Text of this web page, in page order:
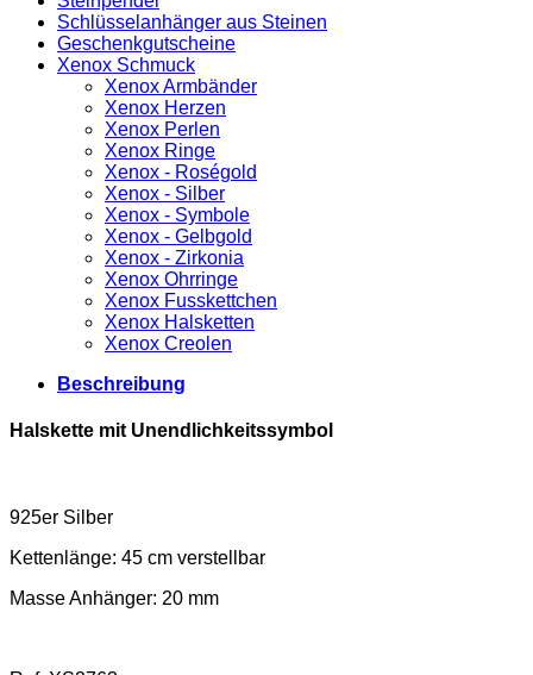
Schlüsselanhänger aus Steinen
Geschenkgutscheine
Xenox Schmuck
Xenox Armbänder
Xenox Herzen
Xenox Perlen
Xenox Ringe
Xenox - Roségold
Xenox - Silber
Xenox - Symbole
Xenox - Gelbgold
Xenox - Zirkonia
Xenox Ohrringe
Xenox Fusskettchen
Xenox Halsketten
Xenox Creolen
Beschreibung
Halskette mit Unendlichkeitssymbol
925er Silber
Kettenlänge: 45 cm verstellbar
Masse Anhänger: 20 mm